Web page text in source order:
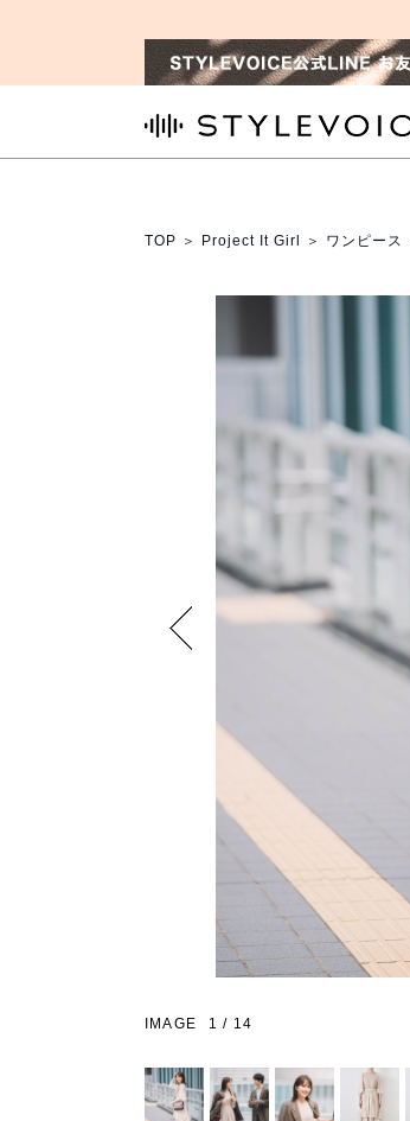
TOP ＞ Project It Girl ＞ ワンピース
IMAGE 1 / 14